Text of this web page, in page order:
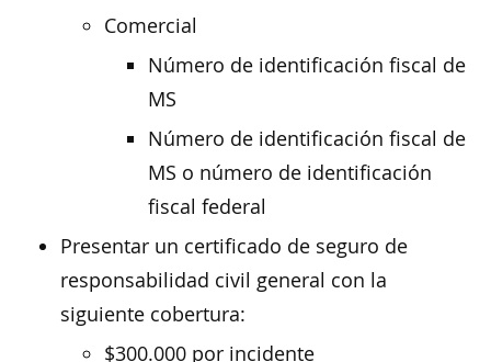
Comercial
Número de identificación fiscal de
MS
Número de identificación fiscal de
MS o número de identificación
fiscal federal
Presentar un certificado de seguro de
responsabilidad civil general con la
siguiente cobertura:
$300.000 por incidente